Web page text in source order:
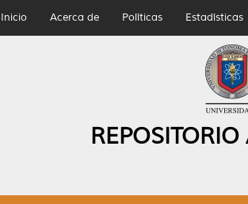
Inicio Acerca de Políticas Estadísticas